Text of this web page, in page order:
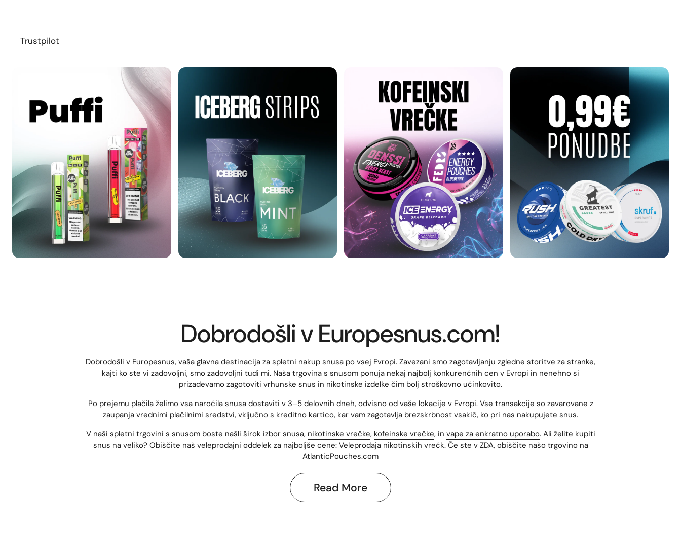
Trustpilot
Dobrodošli v Europesnus.com!
Dobrodošli v Europesnus, vaša glavna destinacija za spletni nakup snusa po vsej Evropi. Zavezani smo zagotavljanju zgledne storitve za stranke,
kajti ko ste vi zadovoljni, smo zadovoljni tudi mi. Naša trgovina s snusom ponuja nekaj najbolj konkurenčnih cen v Evropi in nenehno si
prizadevamo zagotoviti vrhunske snus in nikotinske izdelke čim bolj stroškovno učinkovito.
Po prejemu plačila želimo vsa naročila snusa dostaviti v 3–5 delovnih dneh, odvisno od vaše lokacije v Evropi. Vse transakcije so zavarovane z
zaupanja vrednimi plačilnimi sredstvi, vključno s kreditno kartico, kar vam zagotavlja brezskrbnost vsakič, ko pri nas nakupujete snus.
V naši spletni trgovini s snusom boste našli širok izbor snusa, nikotinske vrečke, kofeinske vrečke, in vape za enkratno uporabo. Ali želite kupiti
snus na veliko? Obiščite naš veleprodajni oddelek za najboljše cene: Veleprodaja nikotinskih vrečk. Če ste v ZDA, obiščite našo trgovino na
AtlanticPouches.com
Kaj je snus?
Snus je brezdimni nikotinski izdelek, ki izvira iz Švedske in je postal ena najbolj priljubljenih alternativ tobaku v Evropi. Sodobne vrečke za snus
Read More